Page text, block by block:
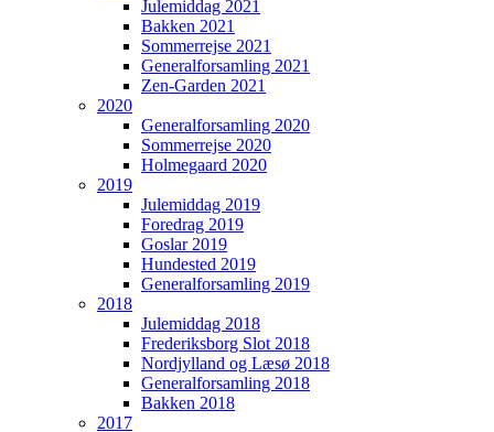
Julemiddag 2021
Bakken 2021
Sommerrejse 2021
Generalforsamling 2021
Zen-Garden 2021
2020
Generalforsamling 2020
Sommerrejse 2020
Holmegaard 2020
2019
Julemiddag 2019
Foredrag 2019
Goslar 2019
Hundested 2019
Generalforsamling 2019
2018
Julemiddag 2018
Frederiksborg Slot 2018
Nordjylland og Læsø 2018
Generalforsamling 2018
Bakken 2018
2017